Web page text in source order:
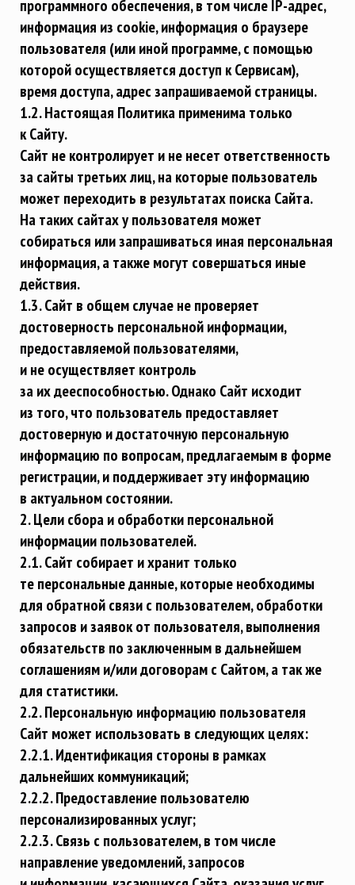
программного обеспечения, в том числе IP-адрес,
информация из cookie, информация о браузере
пользователя (или иной программе, с помощью
которой осуществляется доступ к Сервисам),
время доступа, адрес запрашиваемой страницы.
1.2. Настоящая Политика применима только
к Сайту.
Сайт не контролирует и не несет ответственность
за сайты третьих лиц, на которые пользователь
может переходить в результатах поиска Сайта.
На таких сайтах у пользователя может
собираться или запрашиваться иная персональная
информация, а также могут совершаться иные
действия.
1.3. Сайт в общем случае не проверяет
достоверность персональной информации,
предоставляемой пользователями,
и не осуществляет контроль
за их дееспособностью. Однако Сайт исходит
из того, что пользователь предоставляет
достоверную и достаточную персональную
информацию по вопросам, предлагаемым в форме
регистрации, и поддерживает эту информацию
в актуальном состоянии.
2. Цели сбора и обработки персональной
информации пользователей.
2.1. Сайт собирает и хранит только
те персональные данные, которые необходимы
для обратной связи с пользователем, обработки
запросов и заявок от пользователя, выполнения
обязательств по заключенным в дальнейшем
соглашениям и/или договорам с Сайтом, а так же
для статистики.
2.2. Персональную информацию пользователя
Сайт может использовать в следующих целях:
2.2.1. Идентификация стороны в рамках
дальнейших коммуникаций;
2.2.2. Предоставление пользователю
персонализированных услуг;
2.2.3. Связь с пользователем, в том числе
направление уведомлений, запросов